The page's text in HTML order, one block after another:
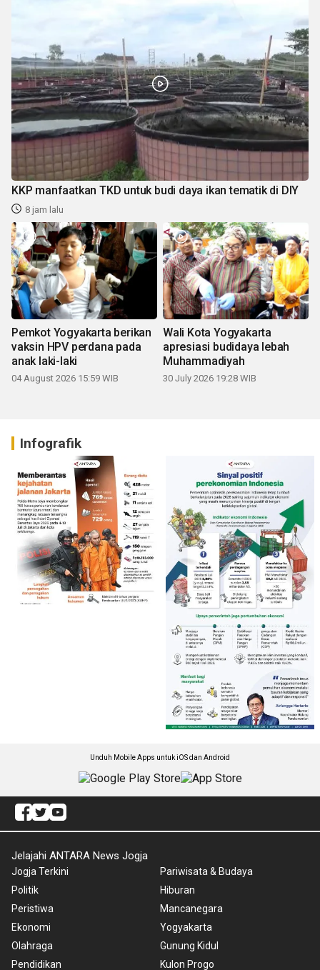
KKP manfaatkan TKD untuk budi daya ikan tematik di DIY
8 jam lalu
Pemkot Yogyakarta berikan
vaksin HPV perdana pada
anak laki-laki
04 August 2026 15:59 WIB
Wali Kota Yogyakarta
apresiasi budidaya lebah
Muhammadiyah
30 July 2026 19:28 WIB
Infografik
Unduh Mobile Apps untuk iOS dan Android
Jelajahi ANTARA News Jogja
Jogja Terkini
Politik
Peristiwa
Ekonomi
Olahraga
Pendidikan
Pariwisata & Budaya
Hiburan
Mancanegara
Yogyakarta
Gunung Kidul
Kulon Progo